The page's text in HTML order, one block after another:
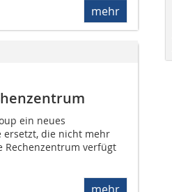
mehr
ein neues
ersetzt, die nicht mehr
Rechenzent­rum verfügt